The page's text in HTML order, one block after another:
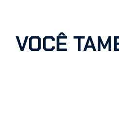
VOCÊ